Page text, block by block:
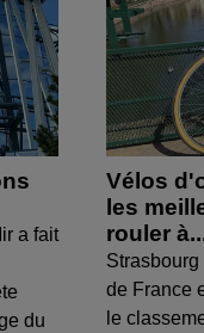
a fait
du
Vélos
les
rouler
de France
le